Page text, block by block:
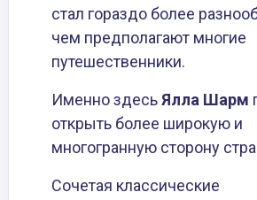
стал гораздо более
чем предполагают многие
путешественники.
Именно здесьЯлла Шарм
открыть более широкую и
многогранную сторону
Сочетая классические